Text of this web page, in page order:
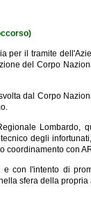
per il tramite
del Corpo
dal Corpo
Lombardo,
degli
coordinamento con
con l'intento di
sfera della propria